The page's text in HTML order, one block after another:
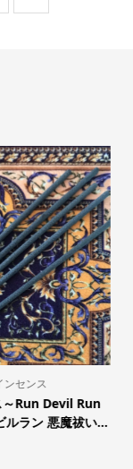
ンセンス
～Run Devil Run
ルラン 悪魔祓い...